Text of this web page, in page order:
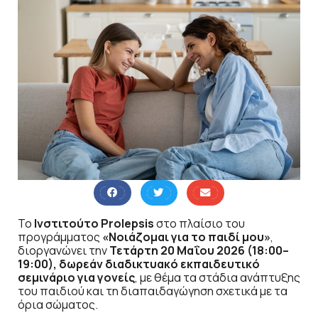
Το Ινστιτούτο Prolepsisστο πλαίσιο του
προγράμματος «Νοιάζομαι για το παιδί μου»,
διοργανώνει τηνΤετάρτη 20 Μαΐου 2026 (18:00–
19:00), δωρεάν διαδικτυακό εκπαιδευτικό
σεμινάριο για γονείς, με θέμα τα στάδια ανάπτυξης
του παιδιού και τη διαπαιδαγώγηση σχετικά με τα
όρια σώματος.